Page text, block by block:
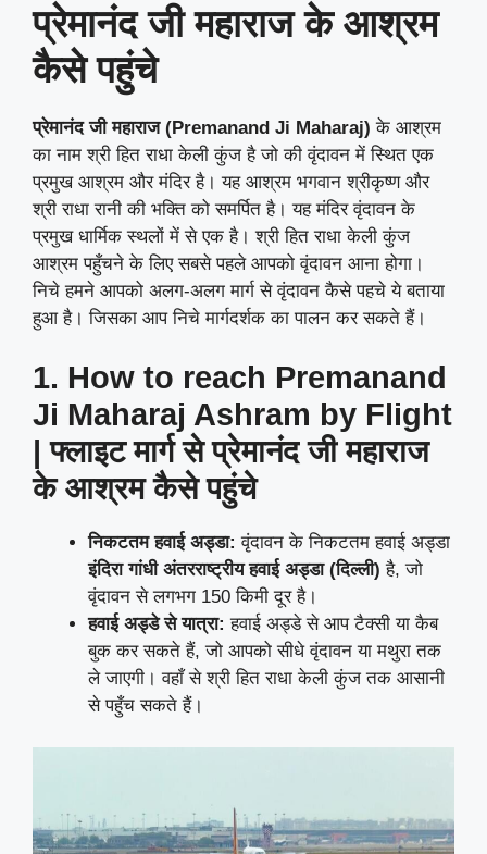
प्रेमानंद जी महाराज के आश्रम
कैसे पहुंचे
प्रेमानंद जी महाराज (Premanand Ji Maharaj) के आश्रम
का नाम श्री हित राधा केली कुंज है जो की वृंदावन में स्थित एक
प्रमुख आश्रम और मंदिर है। यह आश्रम भगवान श्रीकृष्ण और
श्री राधा रानी की भक्ति को समर्पित है। यह मंदिर वृंदावन के
प्रमुख धार्मिक स्थलों में से एक है। श्री हित राधा केली कुंज
आश्रम पहुँचने के लिए सबसे पहले आपको वृंदावन आना होगा।
निचे हमने आपको अलग-अलग मार्ग से वृंदावन कैसे पहचे ये बताया
हुआ है। जिसका आप निचे मार्गदर्शक का पालन कर सकते हैं।
1. How to reach Premanand
Ji Maharaj Ashram by Flight
| फ्लाइट मार्ग से प्रेमानंद जी महाराज
के आश्रम कैसे पहुंचे
निकटतम हवाई अड्डा: वृंदावन के निकटतम हवाई अड्डा
इंदिरा गांधी अंतरराष्ट्रीय हवाई अड्डा (दिल्ली) है, जो
वृंदावन से लगभग 150 किमी दूर है।
हवाई अड्डे से यात्रा: हवाई अड्डे से आप टैक्सी या कैब
बुक कर सकते हैं, जो आपको सीधे वृंदावन या मथुरा तक
ले जाएगी। वहाँ से श्री हित राधा केली कुंज तक आसानी
से पहुँच सकते हैं।